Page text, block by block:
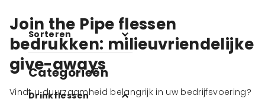
Sorteren
Categorieën
Drinkflessen
Join the Pipe flessen
bedrukken: milieuvriendelijke
give-aways
Vindt u duurzaamheid belangrijk in uw bedrijfsvoering?